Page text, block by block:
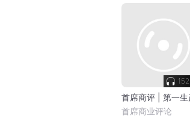
首席商评 | 第一生
首席商业评论